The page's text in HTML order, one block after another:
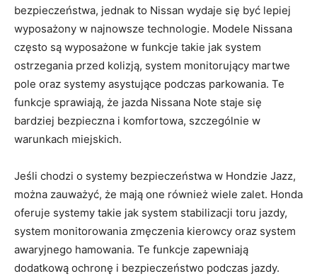
bezpieczeństwa, jednak to​ Nissan wydaje ⁤się być‌ lepiej
wyposażony w ⁣najnowsze ‌technologie. Modele Nissana
⁤często są wyposażone w funkcje⁣ takie jak system
ostrzegania przed kolizją, ​system monitorujący martwe
pole oraz systemy ‌asystujące podczas parkowania. Te
funkcje sprawiają, że jazda⁣ Nissana‌ Note staje​ się
bardziej bezpieczna i komfortowa, szczególnie⁣ w
warunkach ⁣miejskich.
Jeśli chodzi o systemy bezpieczeństwa w ​Hondzie Jazz,
można ​zauważyć, że mają one również wiele zalet.⁤ Honda⁣
oferuje systemy‍ takie ‌jak​ system‍ stabilizacji toru jazdy,
system monitorowania ⁤zmęczenia kierowcy oraz system
awaryjnego⁤ hamowania. Te funkcje zapewniają ​
dodatkową ochronę​ i bezpieczeństwo podczas ⁢jazdy.